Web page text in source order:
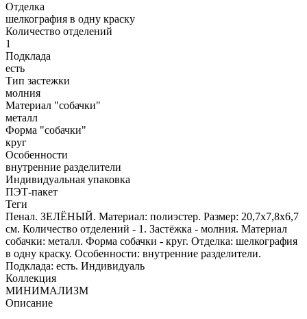
Отделка
шелкография в одну краску
Количество отделений
1
Подклада
есть
Тип застежки
молния
Материал "собачки"
металл
Форма "собачки"
круг
Особенности
внутренние разделители
Индивидуальная упаковка
ПЭТ-пакет
Теги
Пенал. ЗЕЛЁНЫЙ. Материал: полиэстер. Размер: 20,7x7,8x6,7
см. Количество отделений - 1. Застёжка - молния. Материал
собачки: металл. Форма собачки - круг. Отделка: шелкография
в одну краску. Особенности: внутренние разделители.
Подклада: есть. Индивидуаль
Коллекция
МИНИМАЛИЗМ
Описание